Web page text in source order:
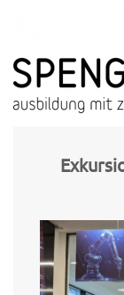
content